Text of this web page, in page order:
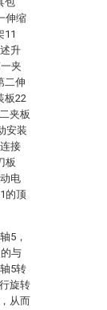
伸缩
11
升
夹
二伸
板22
夹板
安装
接
板
电
的顶
5，
与
5转
旋转
从而